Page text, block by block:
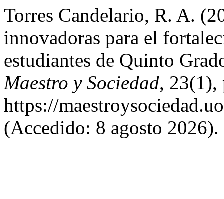
Torres Candelario, R. A.
innovadoras para el
estudiantes de Quinto
Maestro y Sociedad, 23(1),
https://
(Accedido: 8 agosto 2026).